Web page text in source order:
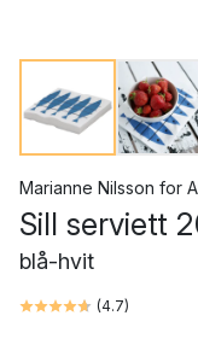
Marianne Nilsson for
Sill serviett
blå-hvit
(4.7)